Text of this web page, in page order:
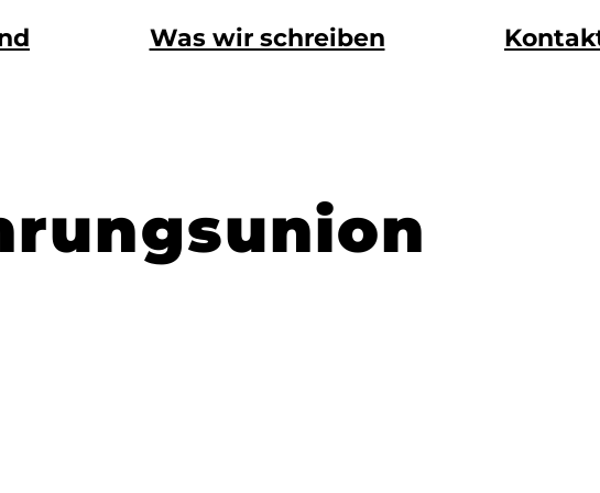
Was wir schreiben